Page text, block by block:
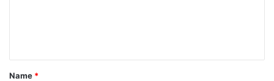
Name *